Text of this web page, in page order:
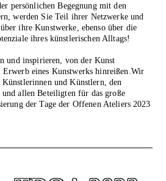
persönlichen Begegnung mit den
werden Sie Teil ihrer Netzwerke und
ihre Kunstwerke, ebenso über die
ihres künstlerischen Alltags!
und inspirieren, von der Kunst
Erwerb eines Kunstwerks hinreißen.Wir
Künstlerinnen und Künstlern, den
allen Beteiligten für das große
der Tage der Offenen Ateliers 2023